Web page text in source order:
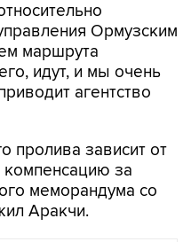
Ормузским
маршрута
идут, и мы очень
агентство
пролива зависит от
компенсацию за
меморандума со
Аракчи.